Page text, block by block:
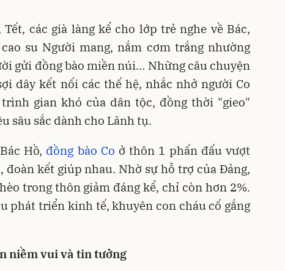
các già làng kể cho lớp trẻ nghe về Bác,
su Người mang, nắm cơm trắng nhường
gửi đồng bào miền núi… Những câu chuyện
dây kết nối các thế hệ, nhắc nhở người Co
gian khó của dân tộc, đồng thời "gieo"
sâu sắc dành cho Lãnh tụ.
Hồ, đồng bào Co ở thôn 1 phấn đấu vượt
đoàn kết giúp nhau. Nhờ sự hỗ trợ của Đảng,
trong thôn giảm đáng kể, chỉ còn hơn 2%.
phát triển kinh tế, khuyên con cháu cố gắng
niềm vui và tin tưởng